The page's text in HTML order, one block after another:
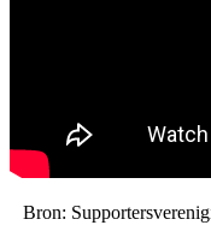
Bron: